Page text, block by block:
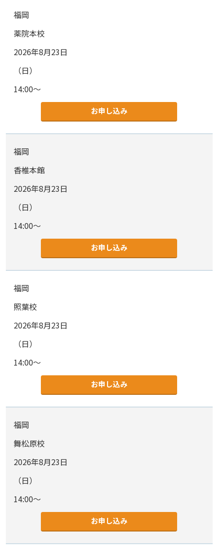
福岡
薬院本校
2026年8月23日
（日）
14:00～
お申し込み
福岡
香椎本館
2026年8月23日
（日）
14:00～
お申し込み
福岡
照葉校
2026年8月23日
（日）
14:00～
お申し込み
福岡
舞松原校
2026年8月23日
（日）
14:00～
お申し込み